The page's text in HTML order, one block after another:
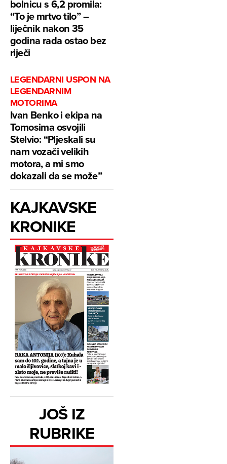
bolnicu s 6,2 promila:
“To je mrtvo tilo” –
liječnik nakon 35
godina rada ostao bez
riječi
LEGENDARNI USPON NA
LEGENDARNIM
MOTORIMA
Ivan Benko i ekipa na
Tomosima osvojili
Stelvio: “Pljeskali su
nam vozači velikih
motora, a mi smo
dokazali da se može”
KAJKAVSKE
KRONIKE
JOŠ IZ
RUBRIKE